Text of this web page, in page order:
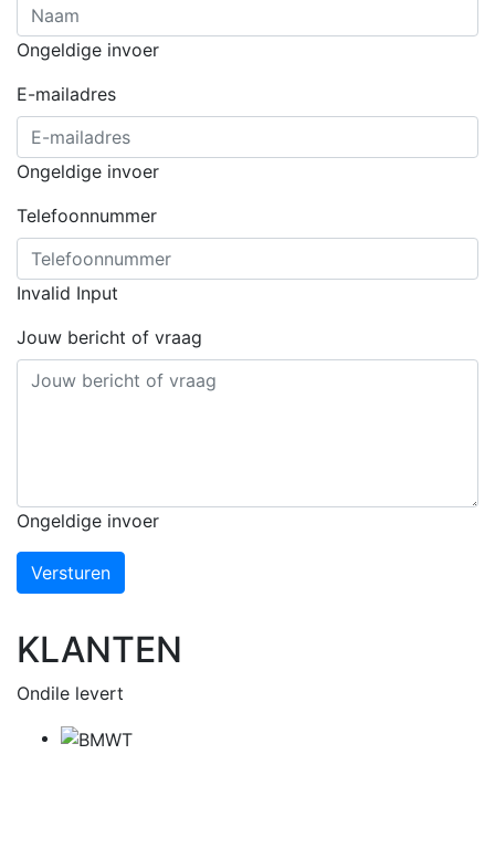
Ongeldige invoer
E-mailadres
Ongeldige invoer
Telefoonnummer
Invalid Input
Jouw bericht of vraag
Ongeldige invoer
Versturen
KLANTEN
Ondile levert